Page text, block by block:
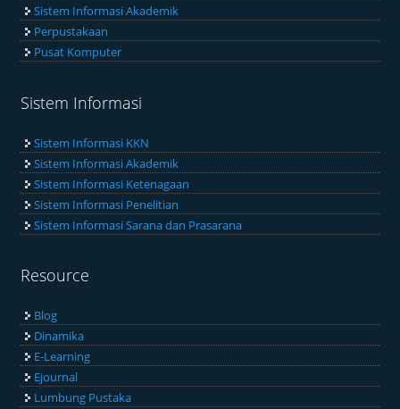
Sistem Informasi Akademik
Perpustakaan
Pusat Komputer
Sistem Informasi
Sistem Informasi KKN
Sistem Informasi Akademik
Sistem Informasi Ketenagaan
Sistem Informasi Penelitian
Sistem Informasi Sarana dan Prasarana
Resource
Blog
Dinamika
E-Learning
Ejournal
Lumbung Pustaka